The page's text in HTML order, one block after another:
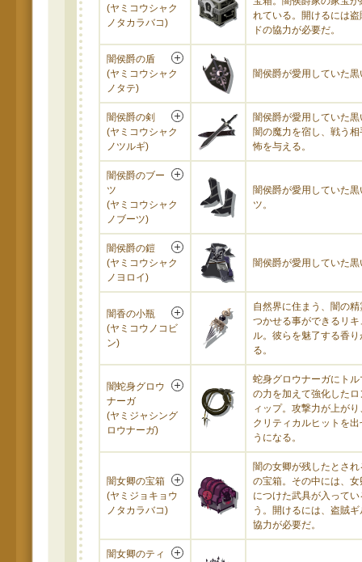
(ヤミコウシャク
ノタカラバコ)
れている。開けるには盗
ドの協力が必要だ。
闇侯爵の盾
(ヤミコウシャク
ノタテ)
闇侯爵が愛用していた黒
闇侯爵の剣
(ヤミコウシャク
ノツルギ)
闇侯爵が愛用していた黒
闇の魔力を宿し、戦う相
怖を与える。
闇侯爵のブー
ツ
(ヤミコウシャク
ノブーツ)
闇侯爵が愛用していた黒
ツ。
闇侯爵の鎧
(ヤミコウシャク
ノヨロイ)
闇侯爵が愛用していた黒
闇香の小瓶
(ヤミコウノコビ
ン)
自然界に住まう、闇の精
つかせる事ができるリキ
ル。彼らを魅了する香り
る。
闇蛇身グロウ
ナーガ
(ヤミジャシング
ロウナーガ)
蛇身グロウナーガにトル
の力を加えて強化したロ
ィップ。攻撃力が上が
クリティカルヒットを出
うになる。
闇女卿の宝箱
(ヤミジョキョウ
ノタカラバコ)
闇の女卿が残したとされ
の宝箱。その中には、女
につけた武具が入ってい
う。開けるには、盗賊
協力が必要だ。
闇女卿のティ